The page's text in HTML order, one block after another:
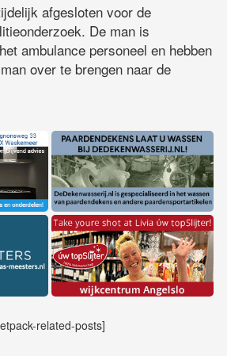
afgesloten voor de
De man is
ambulance personeel en hebben
over te brengen naar de
related-posts]